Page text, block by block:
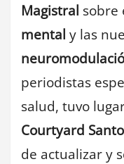
Magistral sobre
mental y las
periodistas
salud, tuvo
Courtyard
de actualizar y